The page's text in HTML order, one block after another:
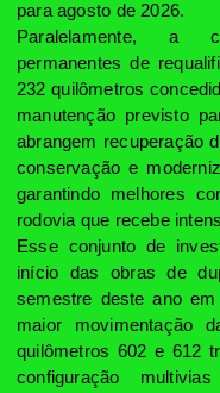
para agosto de 2026.
Paralelamente, a
permanentes de
232 quilômetros
manutenção previsto
abrangem recuperação
conservação e
garantindo melhores
rodovia que recebe
Esse conjunto de
início das obras de
semestre deste ano
maior movimentação
quilômetros 602 e 612
configuração